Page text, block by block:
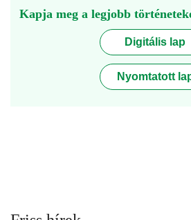
Kapja meg a legjobb
Digitális lap
Nyomtatott